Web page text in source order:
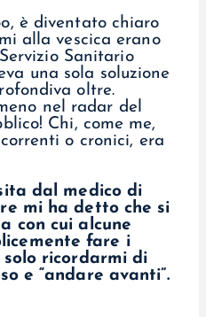
è diventato chiaro
alla vescica erano
Sanitario
una sola soluzione
oltre.
nel radar del
Chi, come me,
o cronici, era
dal medico di
mi ha detto che si
con cui alcune
fare i
solo ricordarmi di
e “andare avanti”.